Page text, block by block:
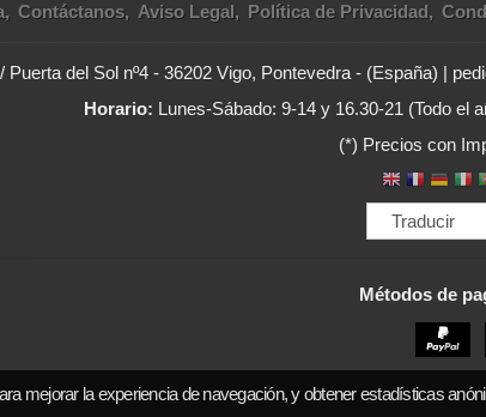
Contáctanos Aviso Legal Política de Privacidad
Puerta del Sol nº4 - 36202 Vigo, Pontevedra - (España) |
Horario: Lunes-Sábado: 9-14 y 16.30-21 (Todo el
(*) Precios con
Métodos de
mejorar la experiencia de navegación, y obtener estadísticas